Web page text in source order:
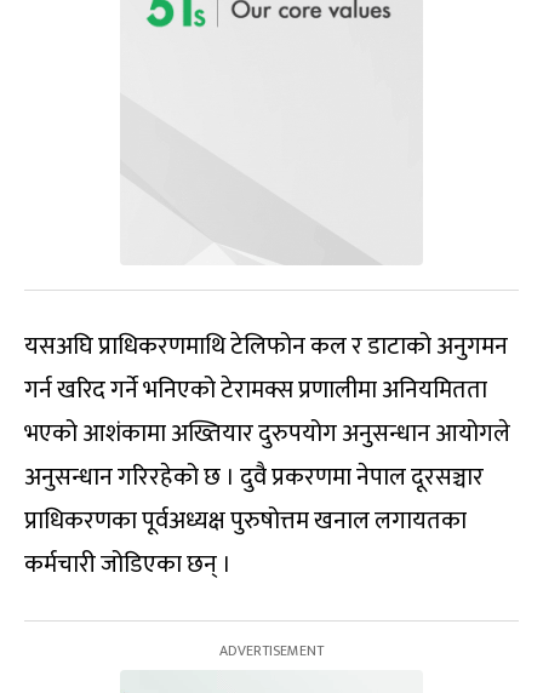
यसअघि प्राधिकरणमाथि टेलिफोन कल र डाटाको अनुगमन
गर्न खरिद गर्ने भनिएको टेरामक्स प्रणालीमा अनियमितता
भएको आशंकामा अख्तियार दुरुपयोग अनुसन्धान आयोगले
अनुसन्धान गरिरहेको छ । दुवै प्रकरणमा नेपाल दूरसञ्चार
प्राधिकरणका पूर्वअध्यक्ष पुरुषोत्तम खनाल लगायतका
कर्मचारी जोडिएका छन् ।